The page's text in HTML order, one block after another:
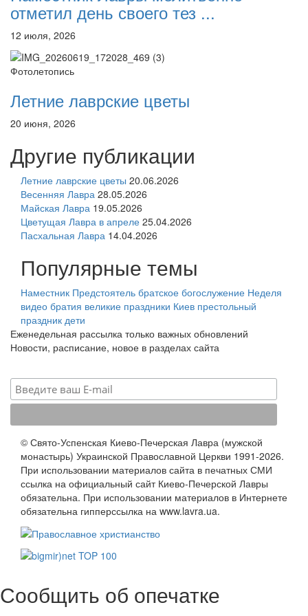
отметил день своего тез ...
12 июля, 2026
Фотолетопись
Летние лаврские цветы
20 июня, 2026
Другие публикации
Летние лаврские цветы 20.06.2026
Весенняя Лавра 28.05.2026
Майская Лавра 19.05.2026
Цветущая Лавра в апреле 25.04.2026
Пасхальная Лавра 14.04.2026
Популярные темы
Наместник Предстоятель братское богослужение Неделя
видео братия великие праздники Киев престольный
праздник дети
Еженедельная рассылка только важных обновлений
Новости, расписание, новое в разделах сайта
© Свято-Успенская Киево-Печерская Лавра (мужской
монастырь) Украинской Православной Церкви 1991-2026.
При использовании материалов сайта в печатных СМИ
ссылка на официальный сайт Киево-Печерской Лавры
обязательна. При использовании материалов в Интернете
обязательна гипперссылка на www.lavra.ua.
Сообщить об опечатке